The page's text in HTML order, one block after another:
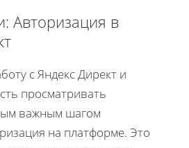
Авторизация в
с Яндекс Директ и
просматривать
важным шагом
на платформе. Это